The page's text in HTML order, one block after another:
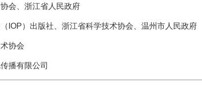
会、浙江省人民政府
IOP）出版社、浙江省科学技术协会、温州市人民政府
协会
播有限公司